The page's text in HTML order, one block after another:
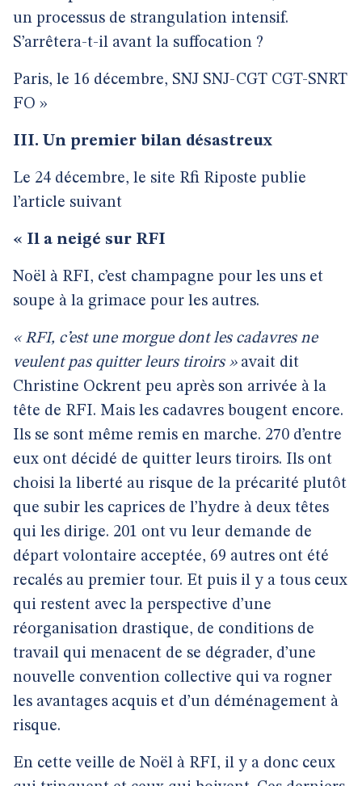
un processus de strangulation intensif.
S’arrêtera-t-il avant la suffocation ?
Paris, le 16 décembre, SNJ SNJ-CGT CGT-SNRT
FO »
III. Un premier bilan désastreux
Le 24 décembre, le site Rfi Riposte publie
l’article suivant
« Il a neigé sur RFI
Noël à RFI, c’est champagne pour les uns et
soupe à la grimace pour les autres.
« RFI, c’est une morgue dont les cadavres ne
veulent pas quitter leurs tiroirs » avait dit
Christine Ockrent peu après son arrivée à la
tête de RFI. Mais les cadavres bougent encore.
Ils se sont même remis en marche. 270 d’entre
eux ont décidé de quitter leurs tiroirs. Ils ont
choisi la liberté au risque de la précarité plutôt
que subir les caprices de l’hydre à deux têtes
qui les dirige. 201 ont vu leur demande de
départ volontaire acceptée, 69 autres ont été
recalés au premier tour. Et puis il y a tous ceux
qui restent avec la perspective d’une
réorganisation drastique, de conditions de
travail qui menacent de se dégrader, d’une
nouvelle convention collective qui va rogner
les avantages acquis et d’un déménagement à
risque.
En cette veille de Noël à RFI, il y a donc ceux